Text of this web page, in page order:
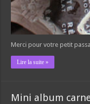
Merci pour votre petit
Lire la suite »
Mini album